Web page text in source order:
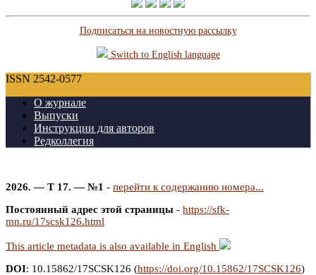
Подписаться на новостную рассылку
Switch to English language
ISSN 2542-0577
О журнале
Выпуски
Инструкции для авторов
Редколлегия
2026. — Т 17. — №1 - перейти к содержанию номера...
Постоянный адрес этой страницы - https://sfk-
mn.ru/17scsk126.html
This article metadata is also available in English
DOI: 10.15862/17SCSK126 (https://doi.org/10.15862/17SCSK126)